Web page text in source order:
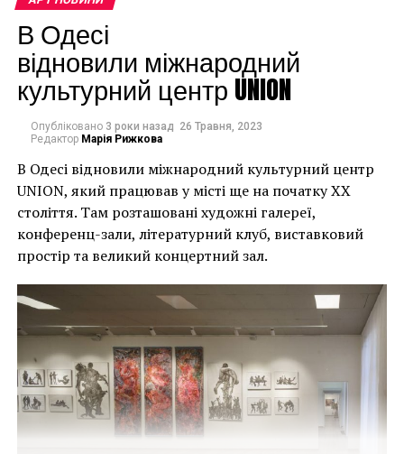
будинків. Якби ми
могли повернути час
назад, ми б це
зробили”.
Хулігани, які намагалися зафарбувати мурал, злодії,
які відколювали зафарбовані фрагменти, щоб
продати їх у Facebook, тріщини в стіні та члени
окружної ради – це лише деякі з неприємностей, з
якими довелося зіткнутися Куттсам. Після крадіжки
їм довелося за власний кошт найняти охоронця,
який би наглядав за муралом вночі.
Єдиний вихід, кажуть Куттси, – це зняти 22-тонну
фреску, а для цього за останній місяць довелося
“зміцнити її 12 шарами смоли, скловолокна і
п’ятьма тоннами сталі, а також використовувати 40-
футовий кран, щоб забрати її”.
Хант Слонем “Thunderbunny”, 2022
Слонем, зі свого боку, вперше почув про акт
В Одесі
відновили міжнародний
культурний центр UNION
Опубліковано 3 роки назад 26 Травня, 2023
Редактор Марія Рижкова
В Одесі відновили міжнародний культурний центр
UNION, який працював у місті ще на початку XX
століття. Там розташовані художні галереї,
конференц-зали, літературний клуб, виставковий
простір та великий концертний зал.